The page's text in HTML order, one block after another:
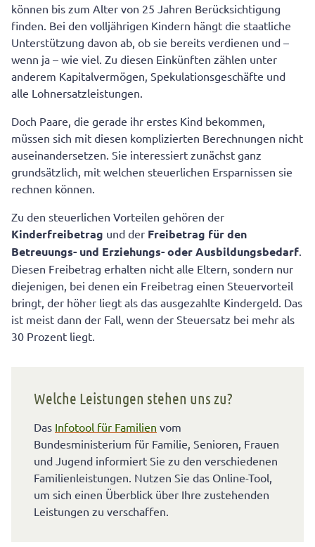
können bis zum Alter von 25 Jahren Berücksichtigung
finden. Bei den volljährigen Kindern hängt die staatliche
Unterstützung davon ab, ob sie bereits verdienen und –
wenn ja – wie viel. Zu diesen Einkünften zählen unter
anderem Kapitalvermögen, Spekulationsgeschäfte und
alle Lohnersatzleistungen.
Doch Paare, die gerade ihr erstes Kind bekommen,
müssen sich mit diesen komplizierten Berechnungen nicht
auseinandersetzen. Sie interessiert zunächst ganz
grundsätzlich, mit welchen steuerlichen Ersparnissen sie
rechnen können.
Zu den steuerlichen Vorteilen gehören der
Kinderfreibetrag und der Freibetrag für den
Betreuungs- und Erziehungs- oder Ausbildungsbedarf.
Diesen Freibetrag erhalten nicht alle Eltern, sondern nur
diejenigen, bei denen ein Freibetrag einen Steuervorteil
bringt, der höher liegt als das ausgezahlte Kindergeld. Das
ist meist dann der Fall, wenn der Steuersatz bei mehr als
30 Prozent liegt.
Welche Leistungen stehen uns zu?
Das Infotool für Familien vom
Bundesministerium für Familie, Senioren, Frauen
und Jugend informiert Sie zu den verschiedenen
Familienleistungen. Nutzen Sie das Online-Tool,
um sich einen Überblick über Ihre zustehenden
Leistungen zu verschaffen.